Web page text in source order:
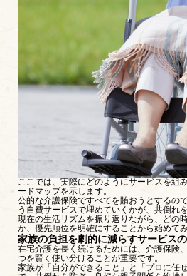
ここでは、実際にどのようにサービスを組
ードマップを示します。
公的な介護保険ですべてを賄おうとするの
う自費サービスで埋めていくかが、共倒れ
現在の生活リズムを振り返りながら、どの
か、優先順位を明確にすることから始めてみ
家族の負担を劇的に減らすサービス
在宅介護を長く続けるためには、介護保険
つを賢く使い分けることが重要です。
家族が「自分ができること」と「プロに任